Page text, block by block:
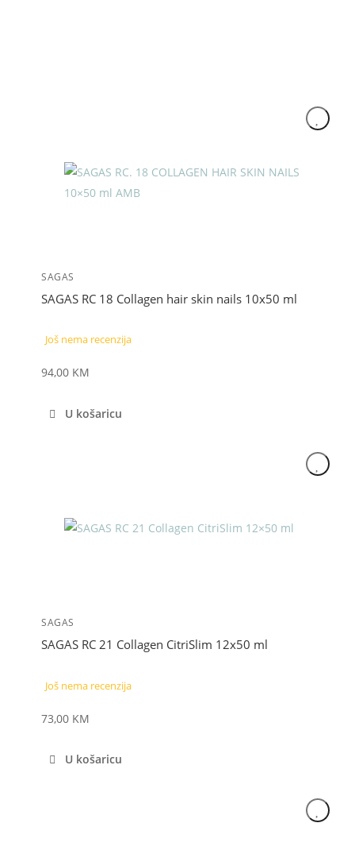
SAGAS
SAGAS RC 18 Collagen hair skin nails 10x50 ml
Još nema recenzija
94,00 KM
U košaricu
SAGAS
SAGAS RC 21 Collagen CitriSlim 12x50 ml
Još nema recenzija
73,00 KM
U košaricu